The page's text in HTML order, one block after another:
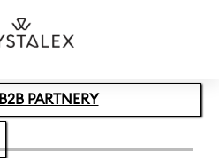
Přeskočit na zápatí
PARTNERY